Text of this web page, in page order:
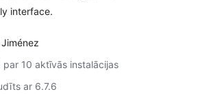
interface.
par 10 aktīvās instalācijas
ar 6.7.6